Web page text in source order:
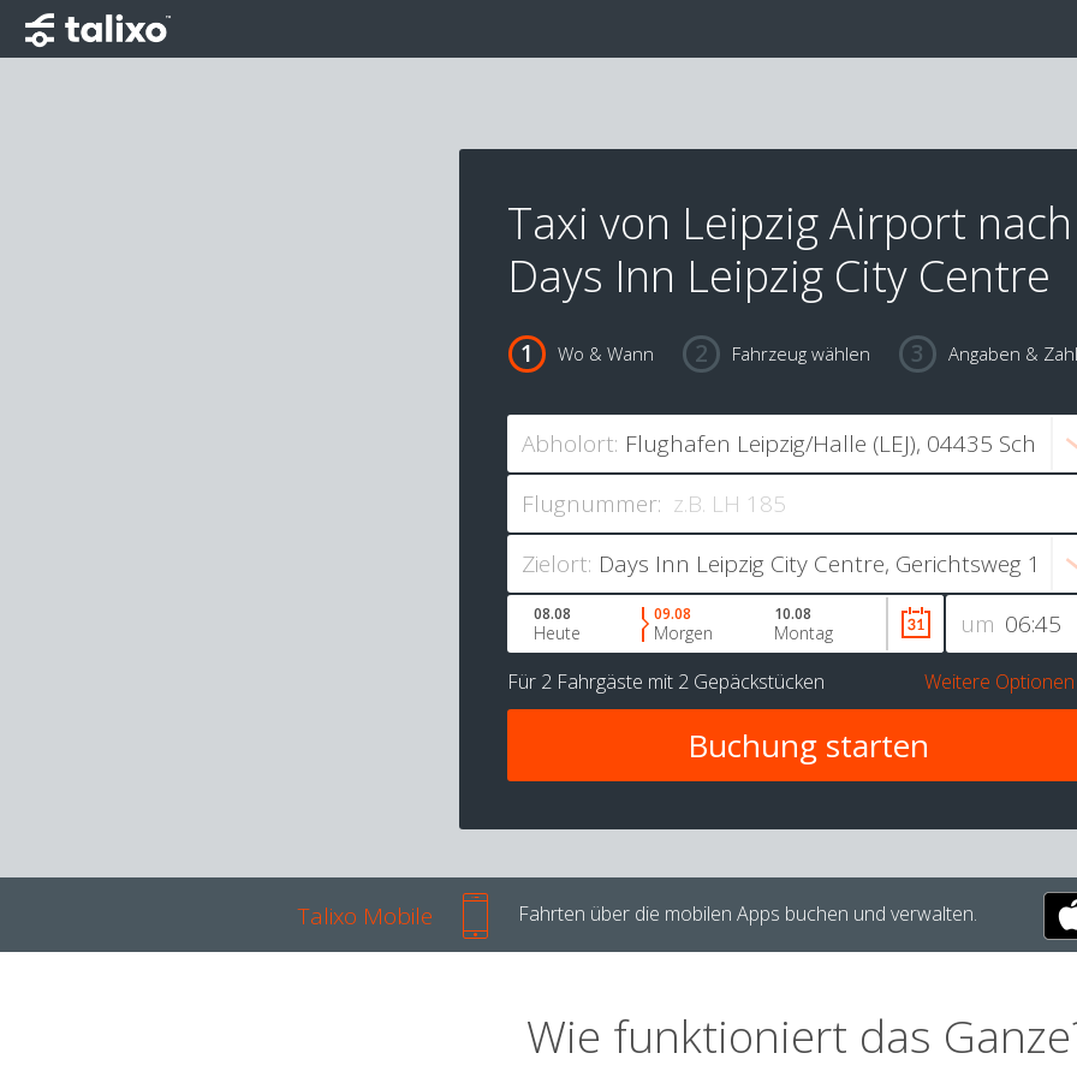
Taxi von Leipzig Airport nach
Days Inn Leipzig City Centre
Wo & Wann Fahrzeug wählen Angaben &
Abholort:
Flugnummer:
Zielort:
um
08.08
Heute
09.08
Morgen
10.08
Montag
Für 2 Fahrgäste mit 2 Gepäckstücken Weitere Optionen
Talixo Mobile Fahrten über die mobilen Apps buchen und verwalten.
Wie funktioniert das